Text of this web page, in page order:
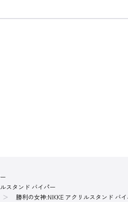
スタンド バイパー
勝利の女神:NIKKE アクリルスタンド バ